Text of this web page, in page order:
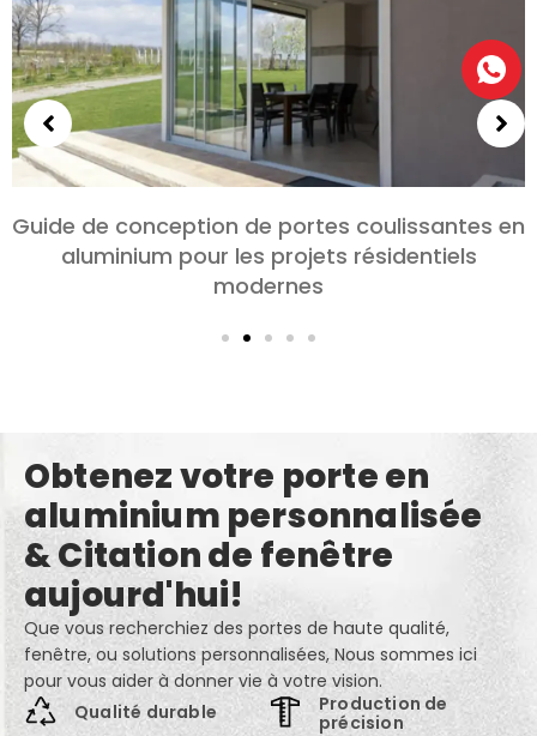
Choisir des portes en aluminium pour les
chambres et les salons: Confort, Style, et
confidentialité
Obtenez votre porte en
aluminium personnalisée
& Citation de fenêtre
aujourd'hui!
Que vous recherchiez des portes de haute qualité,
fenêtre, ou solutions personnalisées, Nous sommes ici
pour vous aider à donner vie à votre vision.
Qualité durable
Production de
précision